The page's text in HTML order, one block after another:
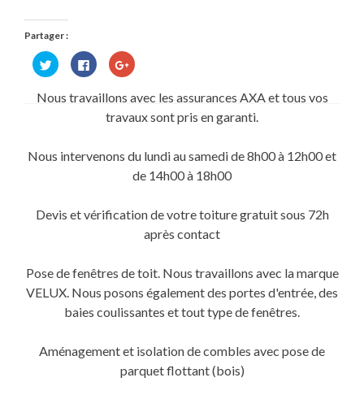
Partager :
Cliquez
pour
partager
Twitter(ouvre
Cliquez
pour
partager
sur
Facebook(ouvre
dans
une
Cliquez
pour
Google+
dans
fenêtre)
Nous travaillons avec les assurances AXA et tous vos
travaux sont pris en garanti.
Nous intervenons du lundi au samedi de 8h00 à 12h00 et
de 14h00 à 18h00
Devis et vérification de votre toiture gratuit sous 72h
après contact
Pose de fenêtres de toit. Nous travaillons avec la marque
VELUX. Nous posons également des portes d'entrée, des
baies coulissantes et tout type de fenêtres.
Aménagement et isolation de combles avec pose de
parquet flottant (bois)